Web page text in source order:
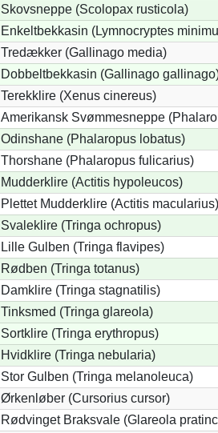
Skovsneppe (Scolopax rusticola)
Enkeltbekkasin (Lymnocryptes
Tredækker (Gallinago media)
Dobbeltbekkasin (Gallinago
Terekklire (Xenus cinereus)
Amerikansk Svømmesneppe
Odinshane (Phalaropus lobatus)
Thorshane (Phalaropus fulicarius)
Mudderklire (Actitis hypoleucos)
Plettet Mudderklire (Actitis macularius)
Svaleklire (Tringa ochropus)
Lille Gulben (Tringa flavipes)
Rødben (Tringa totanus)
Damklire (Tringa stagnatilis)
Tinksmed (Tringa glareola)
Sortklire (Tringa erythropus)
Hvidklire (Tringa nebularia)
Stor Gulben (Tringa melanoleuca)
Ørkenløber (Cursorius cursor)
Rødvinget Braksvale (Glareola